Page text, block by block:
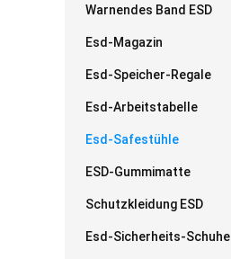
Warnendes Band ESD
Esd-Magazin
Esd-Speicher-Regale
Esd-Arbeitstabelle
Esd-Safestühle
ESD-Gummimatte
Schutzkleidung ESD
Esd-Sicherheits-Schuhe